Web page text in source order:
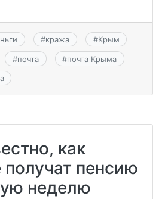
#кража #Крым
#почта #почта Крыма
как
пенсию
неделю